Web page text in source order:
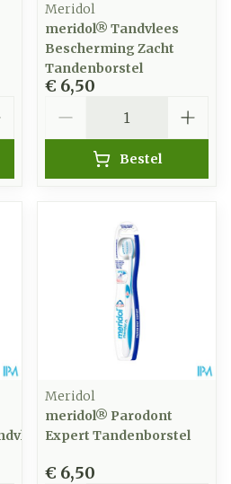
Meridol
meridol® Tandvlees
Bescherming Zacht
Tandenborstel
€ 6,50
Bestel
Meridol
meridol® Parodont
Expert Tandenborstel
€ 6,50